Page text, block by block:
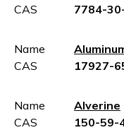
CAS
7784-
Name
CAS
17927-
Name
Alverine
CAS
150-59-